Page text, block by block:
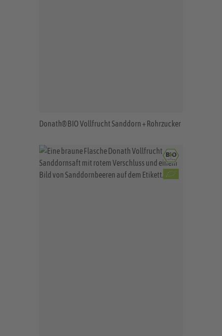
Donath® BIO Vollfrucht Sanddorn + Rohrzucker